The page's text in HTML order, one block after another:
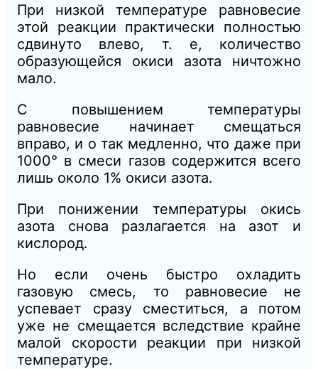
При низкой температуре равновесие
этой реакции практически полностью
сдвинуто влево, т. е, количество
образующейся окиси азота ничтожно
мало.
С повышением температуры
равновесие начинает смещаться
вправо, и о так медленно, что даже при
1000° в смеси газов содержится всего
лишь около 1% окиси азота.
При понижении температуры окись
азота снова разлагается на азот и
кислород.
Но если очень быстро охладить
газовую смесь, то равновесие не
успевает сразу сместиться, а потом
уже не смещается вследствие крайне
малой скорости реакции при низкой
температуре.